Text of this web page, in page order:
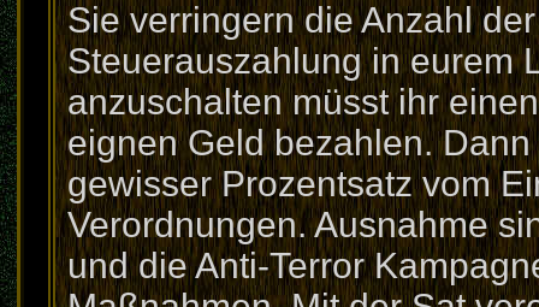
Sie verringern die Anzahl
Steuerauszahlung in eurem
anzuschalten müsst ihr
eignen Geld bezahlen.
gewisser Prozentsatz vom
Verordnungen. Ausnahme
und die Anti-Terror